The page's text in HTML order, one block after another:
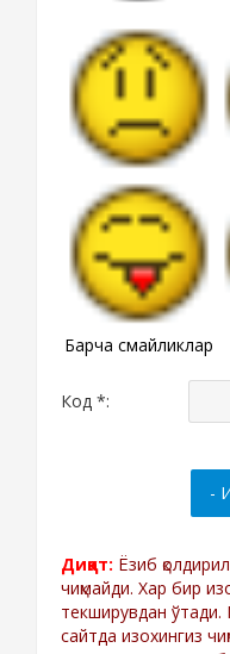
Барча смайликлар
Код *:
Диққат: Ёзиб
чиқмайди. Хар бир
текширувдан ўтади.
сайтда изохингиз